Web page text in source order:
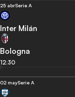
25 abrSerie A
Inter Milán
Bologna
12:30
02 maySerie A